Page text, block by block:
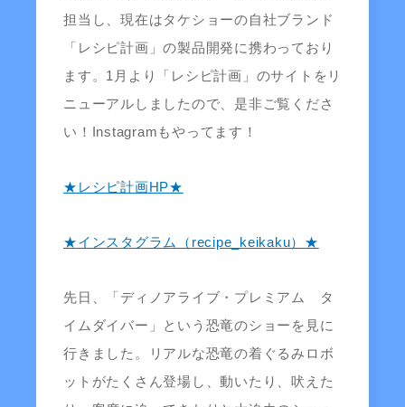
担当し、現在はタケショーの自社ブランド
「レシピ計画」の製品開発に携わっており
ます。1月より「レシピ計画」のサイトをリ
ニューアルしましたので、是非ご覧くださ
い！Instagramもやってます！
★レシピ計画HP★
★インスタグラム（recipe_keikaku）★
先日、「ディノアライブ・プレミアム タ
イムダイバー」という恐竜のショーを見に
行きました。リアルな恐竜の着ぐるみロボ
ットがたくさん登場し、動いたり、吠えた